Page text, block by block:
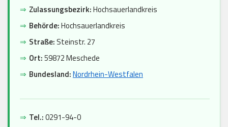
⇒ Zulassungsbezirk:Hochsauerlandkreis
⇒ Behörde:Hochsauerlandkreis
⇒ Straße: Steinstr. 27
⇒ Ort:59872 Meschede
⇒ Bundesland:Nordrhein-Westfalen
⇒ Tel.:0291-94-0